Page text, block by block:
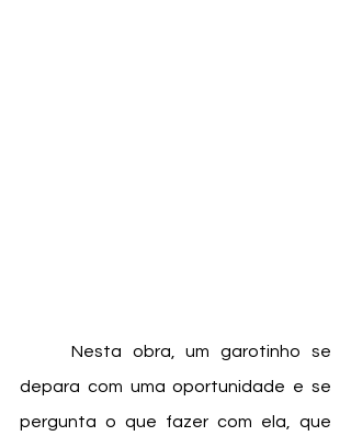
depara com uma oportunidade e se
pergunta o que fazer com ela, que